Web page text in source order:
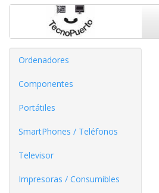
Ordenadores
Componentes
Portátiles
SmartPhones / Teléfonos
Televisor
Impresoras / Consumibles